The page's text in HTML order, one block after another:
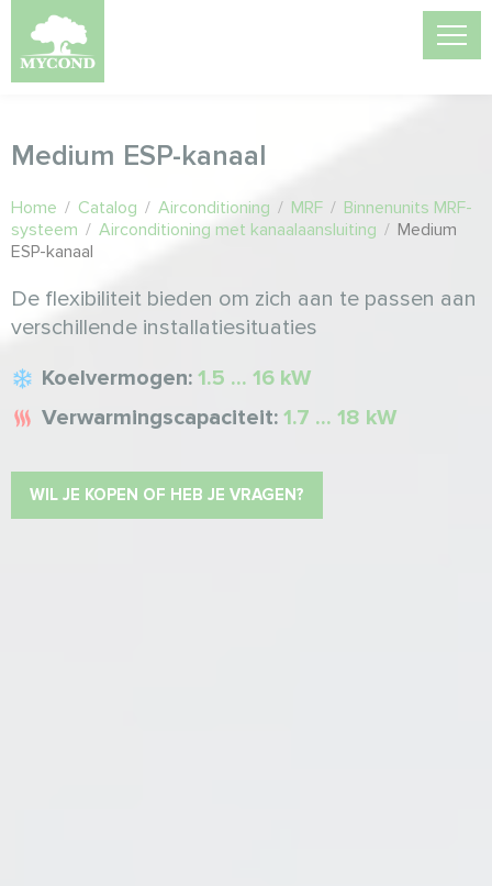
Medium ESP-kanaal
Home / Catalog / Airconditioning / MRF / Binnenunits MRF-
systeem / Airconditioning met kanaalaansluiting / Medium
ESP-kanaal
De flexibiliteit bieden om zich aan te passen aan
verschillende installatiesituaties
Koelvermogen: 1.5 ... 16 kW
Verwarmingscapaciteit: 1.7 ... 18 kW
WIL JE KOPEN OF HEB JE VRAGEN?